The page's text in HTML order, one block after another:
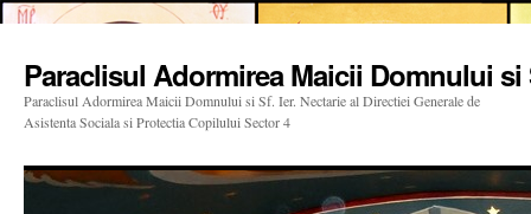
Paraclisul Adormirea Maicii Domnului si
Paraclisul Adormirea Maicii Domnului si Sf. Ier. Nectarie al Directiei Generale de
Asistenta Sociala si Protectia Copilului Sector 4